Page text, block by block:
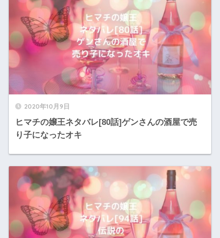
2020年10月9日
ヒマチの嬢王ネタバレ[80話]ゲンさんの酒屋で売
り子になったオキ